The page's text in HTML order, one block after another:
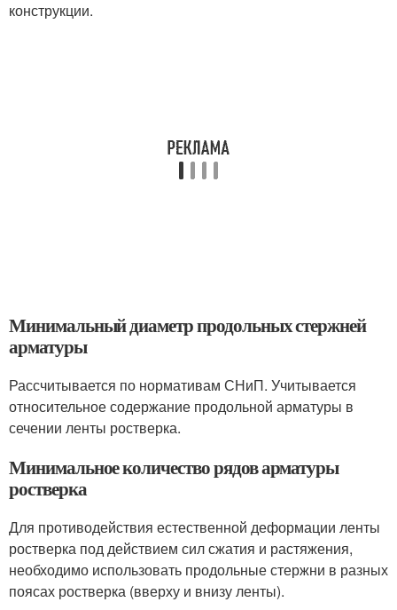
конструкции.
Минимальный диаметр продольных стержней
арматуры
Рассчитывается по нормативам СНиП. Учитывается
относительное содержание продольной арматуры в
сечении ленты ростверка.
Минимальное количество рядов арматуры
ростверка
Для противодействия естественной деформации ленты
ростверка под действием сил сжатия и растяжения,
необходимо использовать продольные стержни в разных
поясах ростверка (вверху и внизу ленты).